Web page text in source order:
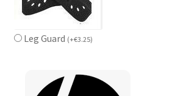
Leg Guard (+€3.25)